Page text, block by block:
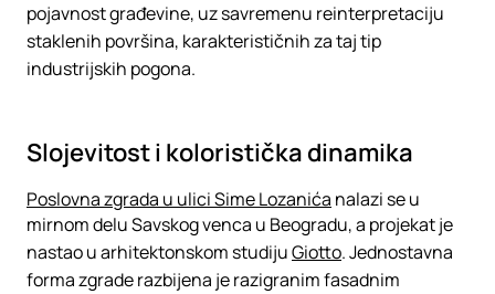
pojavnost građevine, uz savremenu reinterpretaciju
staklenih površina, karakterističnih za taj tip
industrijskih pogona.
Slojevitost i koloristička dinamika
Poslovna zgrada u ulici Sime Lozanića nalazi se u
mirnom delu Savskog venca u Beogradu, a projekat je
nastao u arhitektonskom studijuGiotto. Jednostavna
forma zgrade razbijena je razigranim fasadnim